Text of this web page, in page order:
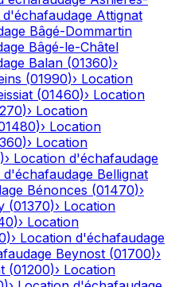
Attignat
Bâgé-Dommartin
Bâgé-le-Châtel
Balan (01360)›
(01990)› Location
(01460)› Location
)› Location
)› Location
)› Location
)› Location d'échafaudage
d'échafaudage Bellignat
Bénonces (01470)›
(01370)› Location
)› Location
)› Location d'échafaudage
Beynost (01700)›
(01200)› Location